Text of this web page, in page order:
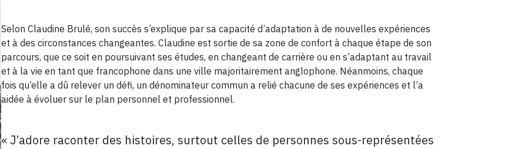
Selon Claudine Brulé, son succès s’explique par sa capacité d’adaptation à de nouvelles expériences
et à des circonstances changeantes. Claudine est sortie de sa zone de confort à chaque étape de son
parcours, que ce soit en poursuivant ses études, en changeant de carrière ou en s’adaptant au travail
et à la vie en tant que francophone dans une ville majoritairement anglophone. Néanmoins, chaque
fois qu’elle a dû relever un défi, un dénominateur commun a relié chacune de ses expériences et l’a
aidée à évoluer sur le plan personnel et professionnel.
« J’adore raconter des histoires, surtout celles de personnes sous-représentées